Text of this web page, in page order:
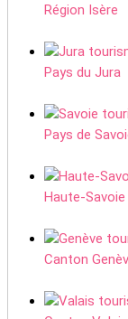
Région Isère
Pays du Jura
Pays de
Haute-Savoie
Canton